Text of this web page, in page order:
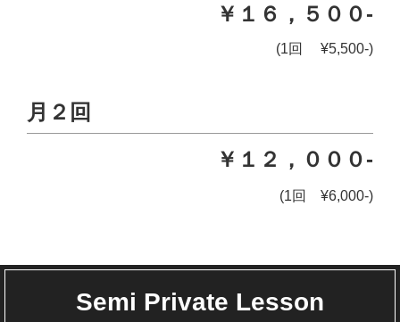
￥１６，５００-
(1回 ¥5,500-)
月２回
￥１２，０００-
(1回 ¥6,000-)
Semi Private Lesson